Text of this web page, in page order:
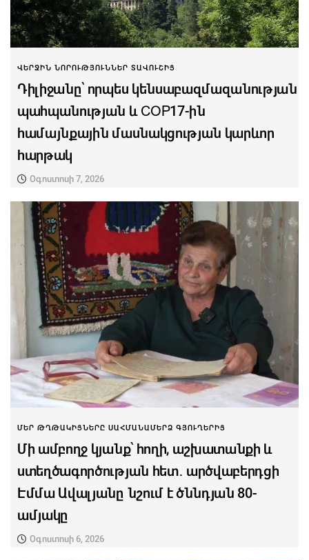
ՎԵՐՋԻՆ ՆՈՐՈՒԹՅՈՒՆՆԵՐ ՏԱՎՈՒՇԻՑ
Դիլիջանը՝ որպես կենսաբազմազանության
պահպանության և COP17-ին
համայնքային մասնակցության կարևոր
հարթակ
Օգոստոսի 7, 2026
ՄԵՐ ԹՂԹԱԿԻՑՆԵՐԸ ՍԱՀՄԱՆԱՄԵՐՁ ԳՅՈՒՂԵՐԻՑ
Մի ամբողջ կյանք՝ հողի, աշխատանքի և
ստեղծագործության հետ․ արծվաբերդցի
Էմմա Ավալյանը նշում է ծննդյան 80-
ամյակը
Օգոստոսի 6, 2026